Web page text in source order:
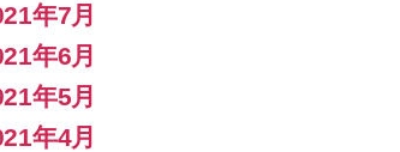
年7月
年6月
年5月
年4月